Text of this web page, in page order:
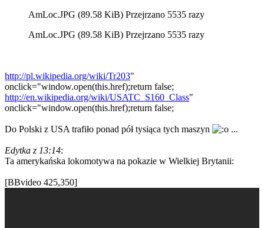
AmLoc.JPG (89.58 KiB) Przejrzano 5535 razy
AmLoc.JPG (89.58 KiB) Przejrzano 5535 razy
http://pl.wikipedia.org/wiki/Tr203"
onclick="window.open(this.href);return false;
http://en.wikipedia.org/wiki/USATC_S160_Class"
onclick="window.open(this.href);return false;
Do Polski z USA trafiło ponad pół tysiąca tych maszyn ...
Edytka z 13:14:
Ta amerykańska lokomotywa na pokazie w Wielkiej Brytanii:
[BBvideo 425,350]